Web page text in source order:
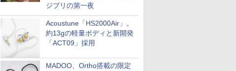
ジブリの第一夜
Acoustune「HS2000Air」。
約13gの軽量ボディと新開発
「ACT09」採用
MADOO、Ortho搭載の限定